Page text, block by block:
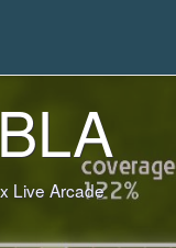
Live Arcade